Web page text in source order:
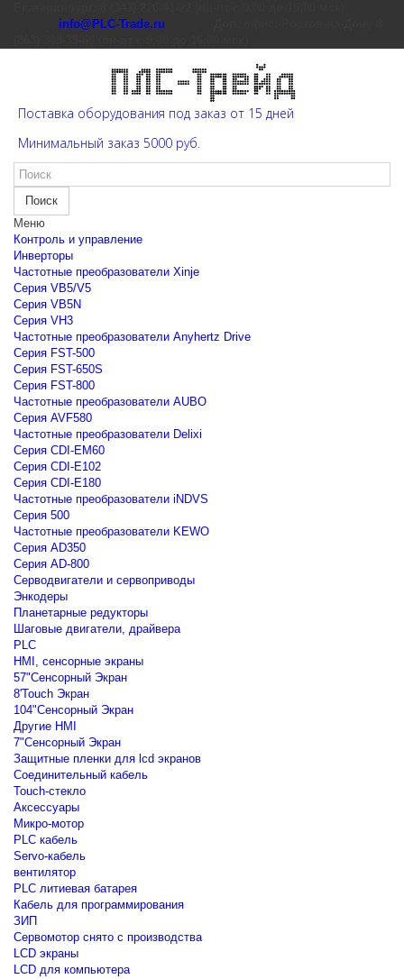
info@PLC-Trade.ru
Поставка оборудования под заказ от 15 дней
Минимальный заказ 5000 руб.
Поиск
Меню
Контроль и управление
Инверторы
Частотные преобразователи Xinje
Cерия VB5/V5
Cерия VB5N
Cерия VH3
Частотные преобразователи Anyhertz Drive
Серия FST-500
Серия FST-650S
Серия FST-800
Частотные преобразователи AUBO
Серия AVF580
Частотные преобразователи Delixi
Серия CDI-EM60
Серия CDI-E102
Серия CDI-E180
Частотные преобразователи iNDVS
Серия 500
Частотные преобразователи KEWO
Серия AD350
Серия AD-800
Серводвигатели и сервоприводы
Энкодеры
Планетарные редукторы
Шаговые двигатели, драйвера
PLC
HMI, сенсорные экраны
57"Сенсорный Экран
8'Touch Экран
104"Сенсорный Экран
Другие HMI
7"Сенсорный Экран
Защитные пленки для lcd экранов
Соединительный кабель
Touch-стекло
Аксессуары
Микро-мотор
PLC кабель
Servo-кабель
вентилятор
PLC литиевая батарея
Кабель для программирования
ЗИП
Сервомотор снято с производства
LCD экраны
LCD для компьютера